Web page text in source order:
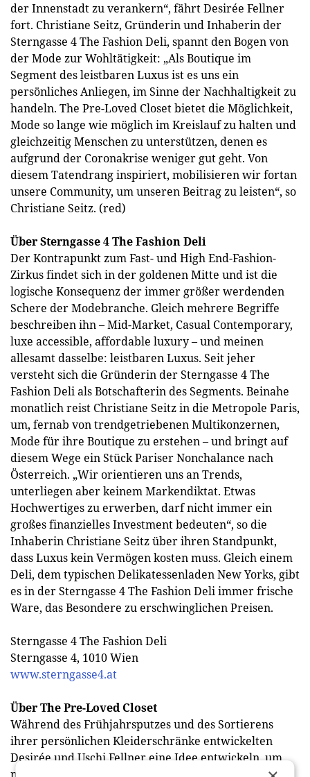
der Innenstadt zu verankern“, fährt Desirée Fellner
fort. Christiane Seitz, Gründerin und Inhaberin der
Sterngasse 4 The Fashion Deli, spannt den Bogen von
der Mode zur Wohltätigkeit: „Als Boutique im
Segment des leistbaren Luxus ist es uns ein
persönliches Anliegen, im Sinne der Nachhaltigkeit zu
handeln. The Pre-Loved Closet bietet die Möglichkeit,
Mode so lange wie möglich im Kreislauf zu halten und
gleichzeitig Menschen zu unterstützen, denen es
aufgrund der Coronakrise weniger gut geht. Von
diesem Tatendrang inspiriert, mobilisieren wir fortan
unsere Community, um unseren Beitrag zu leisten“, so
Christiane Seitz. (red)
Über Sterngasse 4 The Fashion Deli
Der Kontrapunkt zum Fast- und High End-Fashion-
Zirkus findet sich in der goldenen Mitte und ist die
logische Konsequenz der immer größer werdenden
Schere der Modebranche. Gleich mehrere Begriffe
beschreiben ihn – Mid-Market, Casual Contemporary,
luxe accessible, affordable luxury – und meinen
allesamt dasselbe: leistbaren Luxus. Seit jeher
versteht sich die Gründerin der Sterngasse 4 The
Fashion Deli als Botschafterin des Segments. Beinahe
monatlich reist Christiane Seitz in die Metropole Paris,
um, fernab von trendgetriebenen Multikonzernen,
Mode für ihre Boutique zu erstehen – und bringt auf
diesem Wege ein Stück Pariser Nonchalance nach
Österreich. „Wir orientieren uns an Trends,
unterliegen aber keinem Markendiktat. Etwas
Hochwertiges zu erwerben, darf nicht immer ein
großes finanzielles Investment bedeuten“, so die
Inhaberin Christiane Seitz über ihren Standpunkt,
dass Luxus kein Vermögen kosten muss. Gleich einem
Deli, dem typischen Delikatessenladen New Yorks, gibt
es in der Sterngasse 4 The Fashion Deli immer frische
Ware, das Besondere zu erschwinglichen Preisen.
Sterngasse 4 The Fashion Deli
Sterngasse 4, 1010 Wien
www.sterngasse4.at
Über The Pre-Loved Closet
Während des Frühjahrsputzes und des Sortierens
ihrer persönlichen Kleiderschränke entwickelten
Desirée und Uschi Fellner eine Idee entwickeln, um